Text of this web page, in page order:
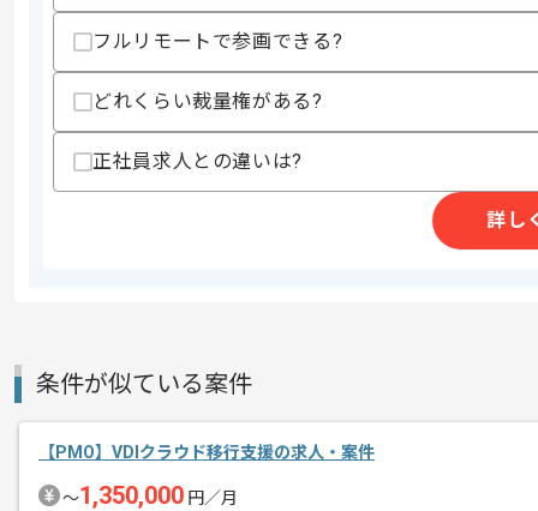
エージェントからのコ
メント
基本的には一部リモート作業を見込ん
フルリモートで参画できる?
どれくらい裁量権がある?
正社員求人との違いは?
詳し
条件が似ている案件
【PMO】VDIクラウド移行支援の求人・案件
〜1,350,000 円／月